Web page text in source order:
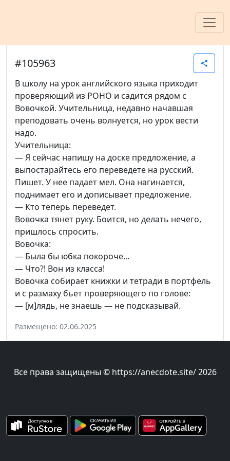
#105963 share
В школу на урок английского языка приходит
проверяющий из РОHО и садится рядом с
Вовочкой. Учительница, недавно начавшая
преподовать очень волнуется, но урок вести
надо.
Учительница:
— Я сейчас напишу на доске предложение, а
выпостарайтесь его переведете на русский.
Пишет. У нее падает мел. Она нагинается,
поднимает его и дописывает предложение.
— Кто теперь переведет.
Вовочка тянет руку. Боится, но делать нечего,
пришлось спросить.
Вовочка:
— Была бы юбка покороче...
— Что?! Вон из класса!
Вовочка собирает книжки и тетради в портфель
и с размаху бьет проверяющего по голове:
— [м]лядь, не знаешь — не подсказывай.
Размещено: 02.06.2025
Все права защищены © https://anecdote.site/ 2026